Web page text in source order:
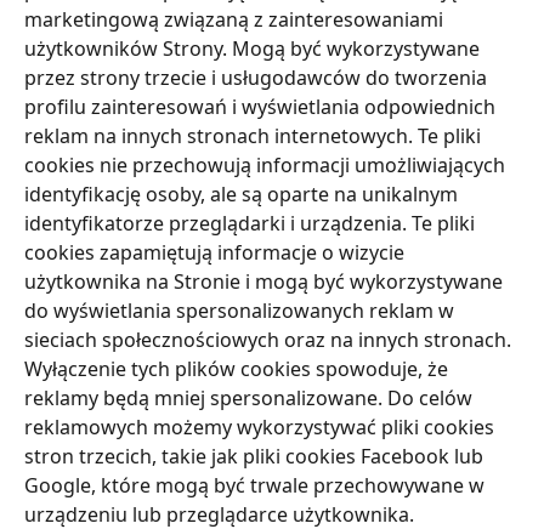
marketingową związaną z zainteresowaniami
użytkowników Strony. Mogą być wykorzystywane
przez strony trzecie i usługodawców do tworzenia
profilu zainteresowań i wyświetlania odpowiednich
reklam na innych stronach internetowych. Te pliki
cookies nie przechowują informacji umożliwiających
identyfikację osoby, ale są oparte na unikalnym
identyfikatorze przeglądarki i urządzenia. Te pliki
cookies zapamiętują informacje o wizycie
użytkownika na Stronie i mogą być wykorzystywane
do wyświetlania spersonalizowanych reklam w
sieciach społecznościowych oraz na innych stronach.
Wyłączenie tych plików cookies spowoduje, że
reklamy będą mniej spersonalizowane. Do celów
reklamowych możemy wykorzystywać pliki cookies
stron trzecich, takie jak pliki cookies Facebook lub
Google, które mogą być trwale przechowywane w
urządzeniu lub przeglądarce użytkownika.